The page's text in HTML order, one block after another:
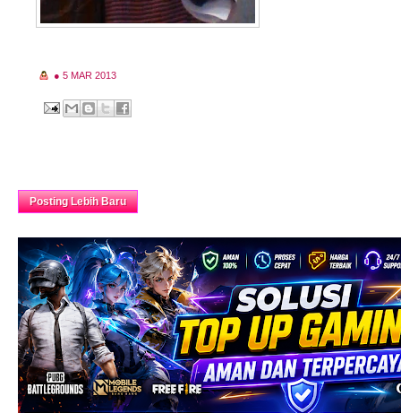
● 5 MAR 2013
Posting Lebih Baru